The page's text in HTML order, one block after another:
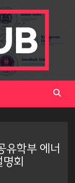
학부 에너
회